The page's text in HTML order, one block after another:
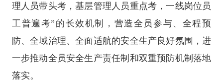
理人员带头考，基层管理人员重点考，一线岗位员
工普遍考”的长效机制，营造全员参与、全程预
防、全域治理、全面适航的安全生产良好氛围，进
一步推动全员安全生产责任制和双重预防机制落地
落实。